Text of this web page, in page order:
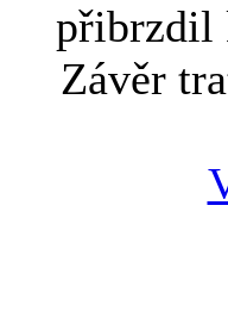
přibrzdil
Závěr